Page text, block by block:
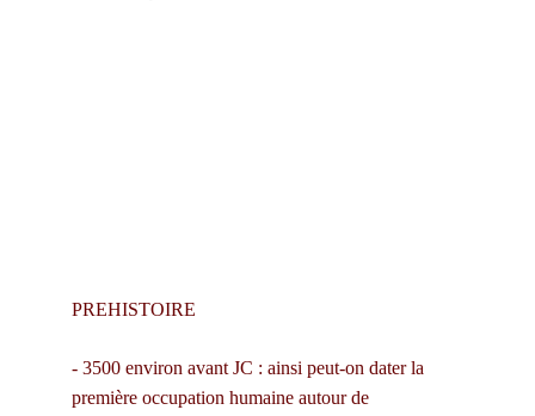
PREHISTOIRE
- 3500 environ avant JC : ainsi peut-on dater la
première occupation humaine autour de